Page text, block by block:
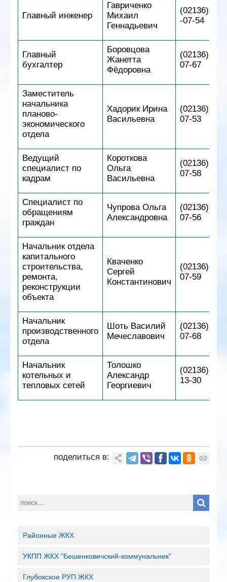
Главный инженер
Гавриченко
Михаил
Геннадьевич
(02136) 5
-07-54
Главный
бухгалтер
Боровцова
Жанетта
Фёдоровна
(02136) 5-
07-67
Заместитель
начальника
планово-
экономического
отдела
Хадорик Ирина
Васильевна
(02136) 5-
07-53
Ведущий
специалист по
кадрам
Короткова
Ольга
Васильевна
(02136) 5-
07-58
Специалист по
обращениям
граждан
Чупрова Ольга
Александровна
(02136) 5-
07-56
Начальник отдела
капитального
строительства,
ремонта,
реконструкции
объекта
Кваченко
Сергей
Константинович
(02136) 5-
07-59
Начальник
производственного
отдела
Шоть Василий
Мечеславович
(02136) 5-
07-68
Начальник
котельных и
тепловых сетей
Толошко
Александр
Георгиевич
(02136) 2-
13-30
поделиться в:
Районные ЖКХ
УКПП ЖКХ "Бешенковичский-коммунальник"
Глубокское РУП ЖКХ